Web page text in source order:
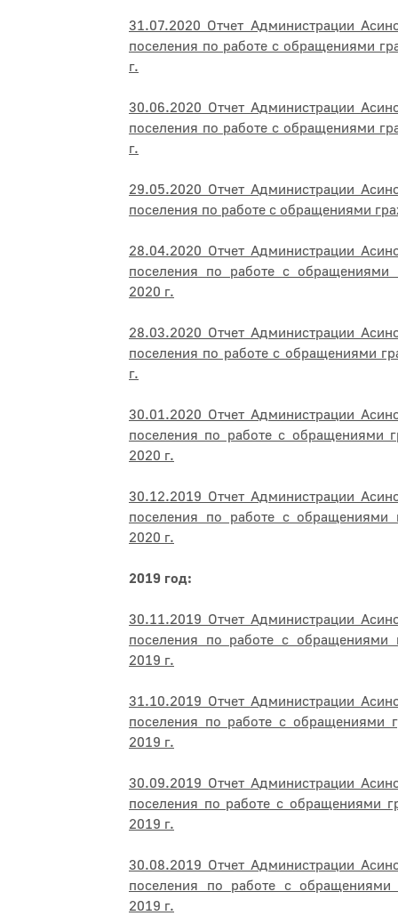
31.07.2020 Отчет Администрации
поселения по работе с обращениями
г.
30.06.2020 Отчет Администрации
поселения по работе с обращениями
г.
29.05.2020 Отчет Администрации
поселения по работе с обращениями
28.04.2020 Отчет Администрации
поселения по работе с обращениями
2020 г.
28.03.2020 Отчет Администрации
поселения по работе с обращениями
г.
30.01.2020 Отчет Администрации
поселения по работе с обращениями
2020 г.
30.12.2019 Отчет Администрации
поселения по работе с обращениями
2020 г.
2019 год:
30.11.2019 Отчет Администрации
поселения по работе с обращениями
2019 г.
31.10.2019 Отчет Администрации
поселения по работе с обращениями
2019 г.
30.09.2019 Отчет Администрации
поселения по работе с обращениями
2019 г.
30.08.2019 Отчет Администрации
поселения по работе с обращениями
2019 г.